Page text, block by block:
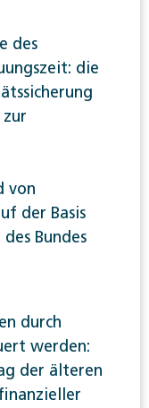
des
die
von
der Basis
Bundes
durch
werden:
der älteren